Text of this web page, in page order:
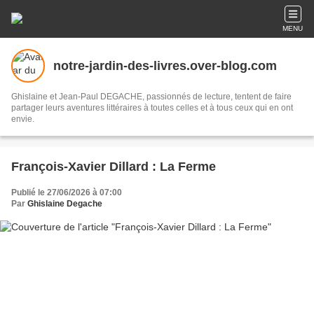
MENU
notre-jardin-des-livres.over-blog.com
Ghislaine et Jean-Paul DEGACHE, passionnés de lecture, tentent de faire
partager leurs aventures littéraires à toutes celles et à tous ceux qui en ont
envie.
François-Xavier Dillard : La Ferme
Publié le 27/06/2026 à 07:00
Par Ghislaine Degache